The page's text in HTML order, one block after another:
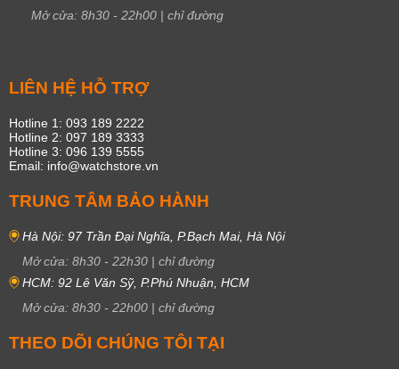
Mở cửa: 8h30 - 22h00 | chỉ đường
LIÊN HỆ HỖ TRỢ
Hotline 1: 093 189 2222
Hotline 2: 097 189 3333
Hotline 3: 096 139 5555
Email: info@watchstore.vn
TRUNG TÂM BẢO HÀNH
Hà Nội: 97 Trần Đại Nghĩa, P.Bạch Mai, Hà Nội
Mở cửa: 8h30 - 22h30 | chỉ đường
HCM: 92 Lê Văn Sỹ, P.Phú Nhuận, HCM
Mở cửa: 8h30 - 22h00 | chỉ đường
THEO DÕI CHÚNG TÔI TẠI